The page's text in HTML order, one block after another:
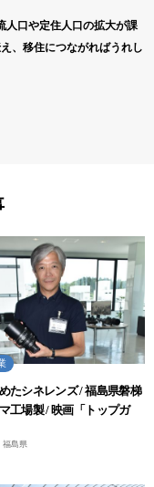
人口や定住人口の拡大が課
、移住につながればうれし
たシネレンズ / 福島県磐梯
工場製 / 映画「トップガ
福島県